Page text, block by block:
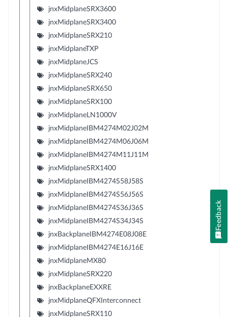
jnxMidplaneSRX3600
jnxMidplaneSRX3400
jnxMidplaneSRX210
jnxMidplaneTXP
jnxMidplaneJCS
jnxMidplaneSRX240
jnxMidplaneSRX650
jnxMidplaneSRX100
jnxMidplaneLN1000V
jnxMidplaneIBM4274M02J02M
jnxMidplaneIBM4274M06J06M
jnxMidplaneIBM4274M11J11M
jnxMidplaneSRX1400
jnxMidplaneIBM4274S58J58S
jnxMidplaneIBM4274S56J56S
jnxMidplaneIBM4274S36J36S
jnxMidplaneIBM4274S34J34S
jnxBackplaneIBM4274E08J08E
jnxMidplaneIBM4274E16J16E
jnxMidplaneMX80
jnxMidplaneSRX220
jnxBackplaneEXXRE
jnxMidplaneQFXInterconnect
jnxMidplaneSRX110
Feedback